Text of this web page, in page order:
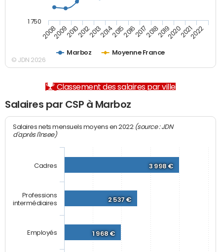
Marboz Moyenne France
20082009201020122013201420152016201720182019202020212022
1 750
© JDN 2026
Classement des salaires par ville
Salaires par CSP à Marboz
Salaires nets mensuels moyens en 2022 (source : JDN
d'après l'Insee)
3 998 €
2 537 €
1 968 €
Cadres
Professions
intermédiaires
Employés